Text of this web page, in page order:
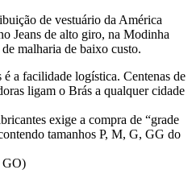
de vestuário da América
Jeans de alto giro, na Modinha
malharia de baixo custo.
a facilidade logística. Centenas de
ligam o Brás a qualquer cidade
exige a compra de “grade
tamanhos P, M, G, GG do
GO)